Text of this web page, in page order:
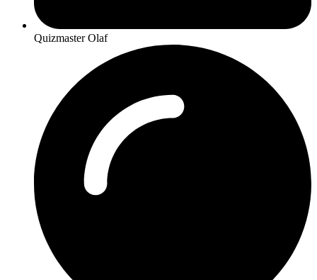
Quizmaster Olaf